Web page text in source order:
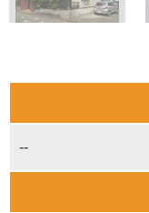
--